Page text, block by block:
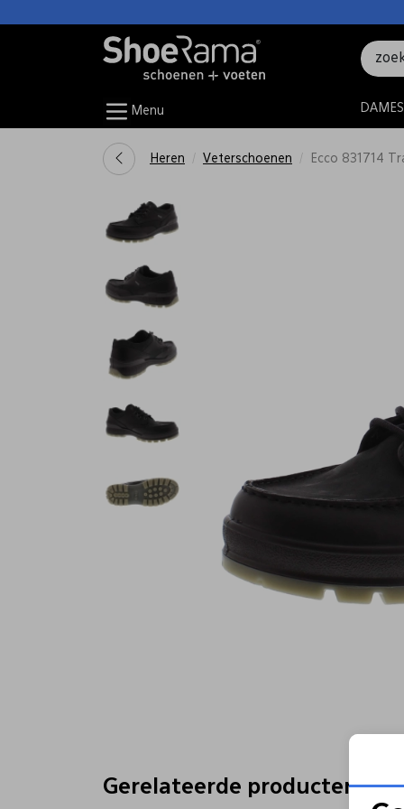
Menu DAMES
Heren Veterschoenen Ecco 831714
Gerelateerde producten